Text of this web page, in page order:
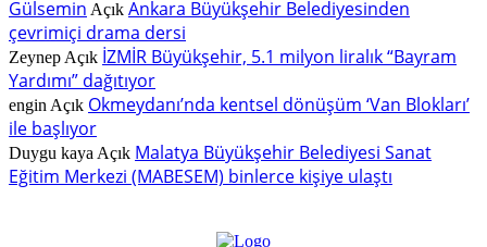
Gülsemin Açık Ankara Büyükşehir Belediyesinden
çevrimiçi drama dersi
Zeynep Açık İZMİR Büyükşehir, 5.1 milyon liralık “Bayram
Yardımı” dağıtıyor
engin Açık Okmeydanı’nda kentsel dönüşüm ‘Van Blokları’
ile başlıyor
Duygu kaya Açık Malatya Büyükşehir Belediyesi Sanat
Eğitim Merkezi (MABESEM) binlerce kişiye ulaştı